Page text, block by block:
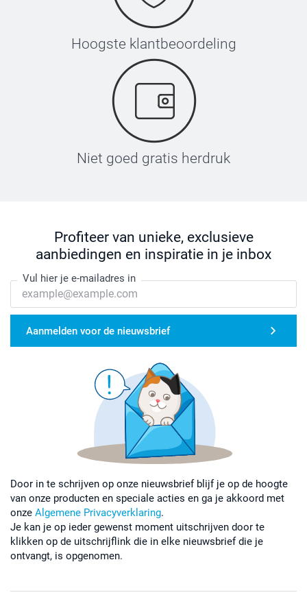
Hoogste klantbeoordeling
Niet goed gratis herdruk
Profiteer van unieke, exclusieve
aanbiedingen en inspiratie in je inbox
Vul hier je e-mailadres in
Aanmelden voor de nieuwsbrief
Door in te schrijven op onze nieuwsbrief blijf je op de hoogte
van onze producten en speciale acties en ga je akkoord met
onze Algemene Privacyverklaring.
Je kan je op ieder gewenst moment uitschrijven door te
klikken op de uitschrijflink die in elke nieuwsbrief die je
ontvangt, is opgenomen.